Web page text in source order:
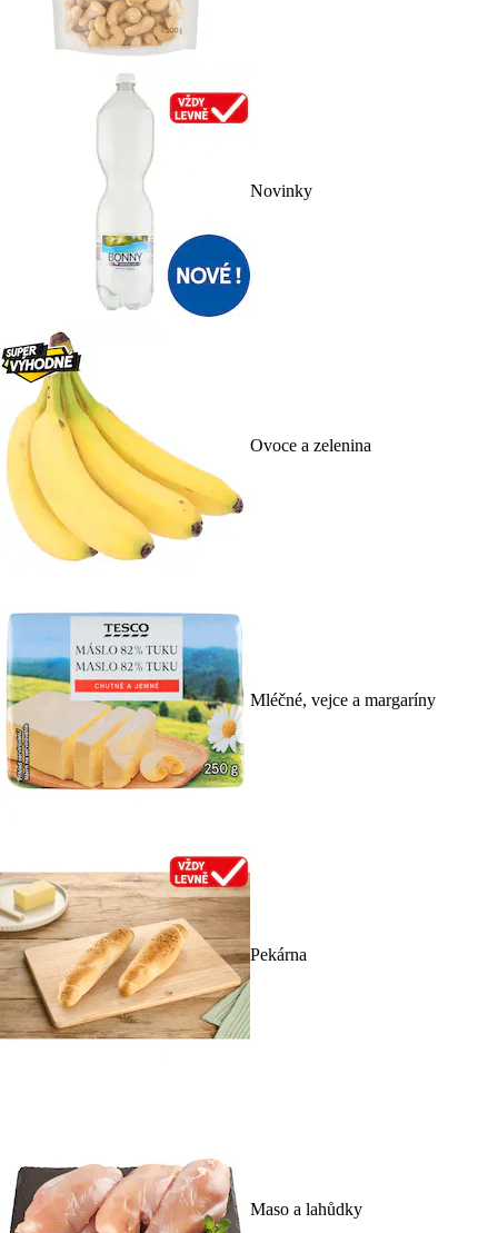
Novinky
Ovoce a zelenina
Mléčné, vejce a margaríny
Pekárna
Maso a lahůdky